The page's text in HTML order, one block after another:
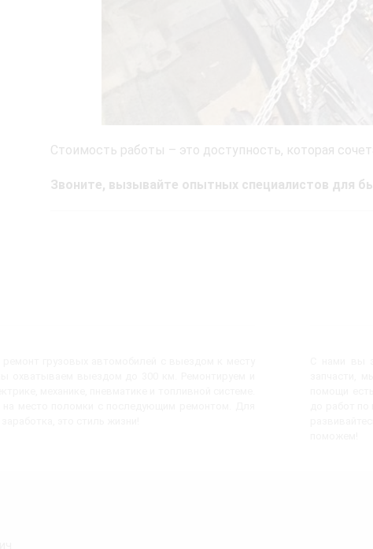
Стоимость работы – это доступность, которая
Звоните, вызывайте опытных специалистов для